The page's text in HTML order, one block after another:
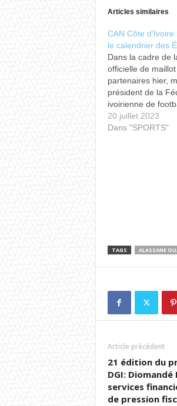
Articles similaires
CAN Côte
le calendrier des
Dans la cadre de
officielle de
partenaires hier,
président de la
ivoirienne de
Yacine Idriss
le calendrier du
20 juillet 2023
Dans "SPORTS"
TAGS ALASSANE
Article précédent
21 édition du
DGI:
services
de pression